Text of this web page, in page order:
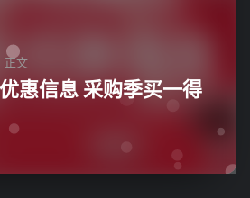
正文
惠信息 采购季买一得